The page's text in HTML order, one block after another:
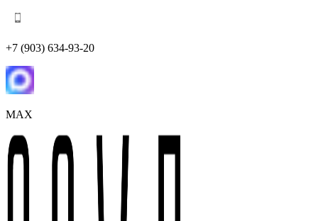
+7 (903) 634-93-20
MAX